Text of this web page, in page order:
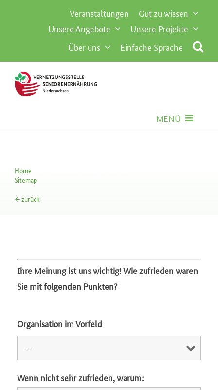
Veranstaltungen
Gut zu wissen
Unsere Angebote
Unsere Projekte
Über uns
Einfache Sprache
MENÜ
Gemeinschaftsverpflegung
Home
Sitemap
← zurück
Ihre Meinung ist uns wichtig!Wie zufrieden waren
Sie mit folgenden Punkten?
Organisation im Vorfeld
Wenn nicht sehr zufrieden, warum: